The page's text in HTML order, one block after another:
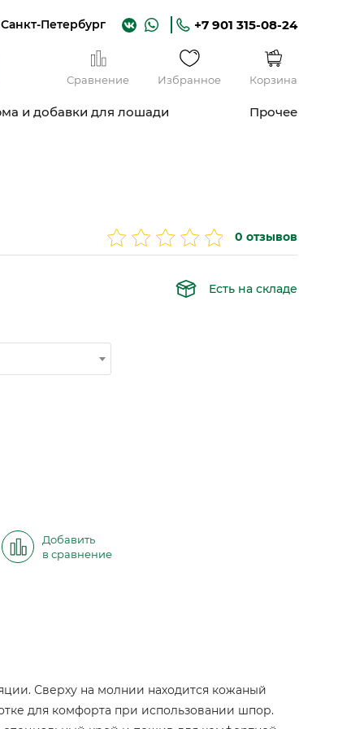
Санкт-Петербург
+7 901 315-08-24
Сравнение Избранное Корзина
и добавки для лошади Прочее
0 отзывов
Добавить
в сравнение
Есть на складе
Сверху на молнии находится кожаный
для комфорта при использовании шпор.